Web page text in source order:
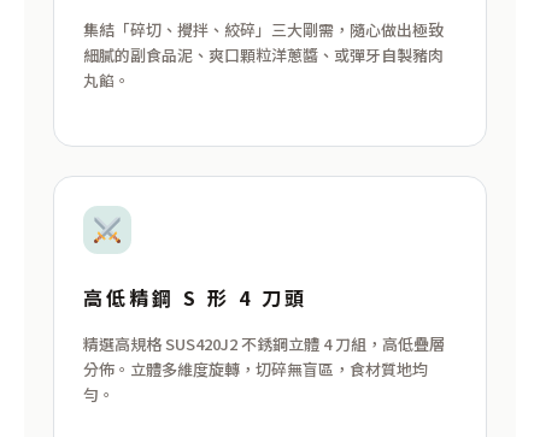
集結「碎切、攪拌、絞碎」三大剛需，隨心做出極致
細膩的副食品泥、爽口顆粒洋蔥醬、或彈牙自製豬肉
丸餡。
高低精鋼 S 形 4 刀頭
精選高規格 SUS420J2 不銹鋼立體 4 刀組，高低疊層
分佈。立體多維度旋轉，切碎無盲區，食材質地均
勻。